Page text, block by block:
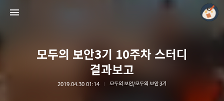
모두의 보안3기 10주차 스터디
결과보고
2019.04.30 01:14 모두의 보안/모두의 보안 3기